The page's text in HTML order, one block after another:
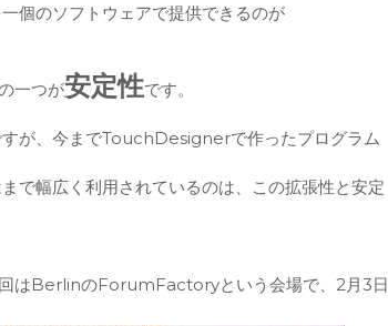
個のソフトウェアで提供できるのが
一つが安定性です。
が、今までTouchDesignerで作ったプログラム
で幅広く利用されているのは、この拡張性と安定
はBerlinのForumFactoryという会場で、2月3日